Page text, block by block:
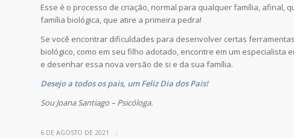
Esse é o processo de criação, normal para qualquer família, afinal,
família biológica, que atire a primeira pedra!
Se você encontrar dificuldades para desenvolver certas
biológico, como em seu filho adotado, encontre em um
e desenhar essa nova versão de si e da sua família.
Desejo a todos os pais, um Feliz Dia dos Pais!
Sou Joana Santiago – Psicóloga.
6 DE AGOSTO DE 2021 /